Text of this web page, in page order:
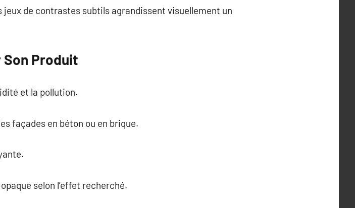
de contrastes subtils agrandissent visuellement un
Produit
et la pollution.
façades en béton ou en brique.
selon l’effet recherché.